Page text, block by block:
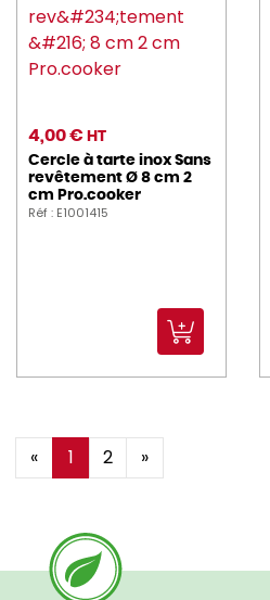
4,00 € HT
Cercle à tarte inox Sans
revêtement Ø 8 cm 2
cm Pro.cooker
Réf : E1001415
« 1 2 »